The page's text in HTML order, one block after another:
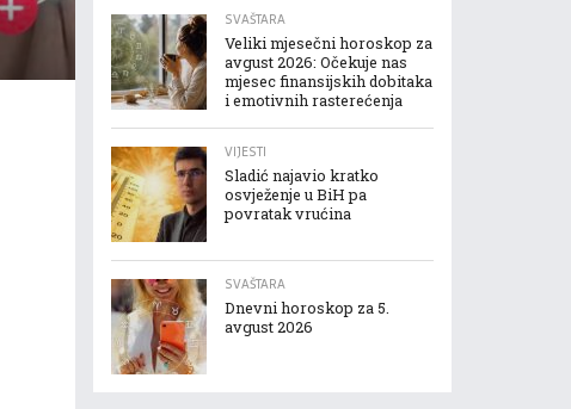
SVAŠTARA
Veliki mjesečni horoskop za
avgust 2026: Očekuje nas
mjesec finansijskih dobitaka
i emotivnih rasterećenja
VIJESTI
Sladić najavio kratko
osvježenje u BiH pa
povratak vrućina
SVAŠTARA
Dnevni horoskop za 5.
avgust 2026